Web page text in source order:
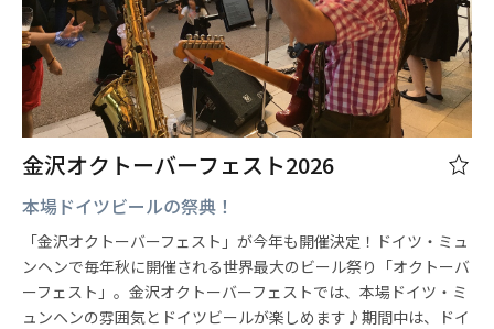
金沢オクトーバーフェスト2026
本場ドイツビールの祭典！
「金沢オクトーバーフェスト」が今年も開催決定！ドイツ・ミュ
ンヘンで毎年秋に開催される世界最大のビール祭り「オクトーバ
ーフェスト」。金沢オクトーバーフェストでは、本場ドイツ・ミ
ュンヘンの雰囲気とドイツビールが楽しめます♪期間中は、ドイ